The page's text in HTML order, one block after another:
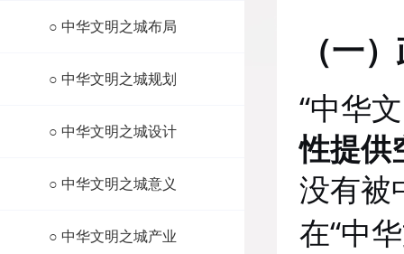
○ 中华文明之城布局
○ 中华文明之城规划
○ 中华文明之城设计
○ 中华文明之城意义
○ 中华文明之城产业
（一
“中华
性提供
没有被
在“中